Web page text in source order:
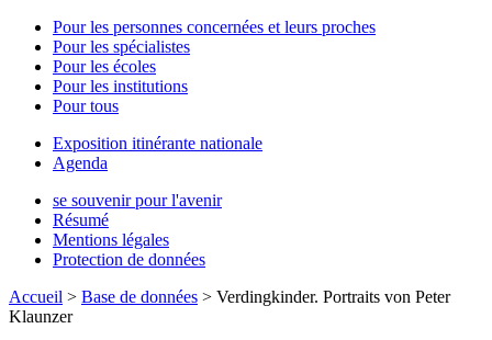
Pour les personnes concernées et leurs proches
Pour les spécialistes
Pour les écoles
Pour les institutions
Pour tous
Exposition itinérante nationale
Agenda
se souvenir pour l'avenir
Résumé
Mentions légales
Protection de données
Accueil > Base de données > Verdingkinder. Portraits von Peter
Klaunzer